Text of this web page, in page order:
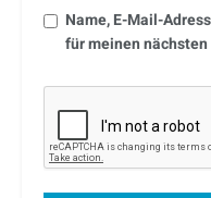
Name, E-Mail-
für meinen